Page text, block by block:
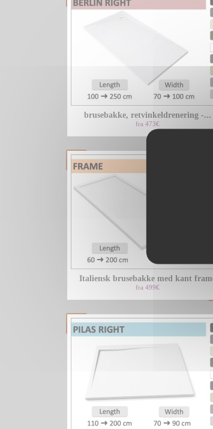
brusebakke, retvinkeldrenering -...
fra 473€
Italiensk brusebakke med kant
fra 499€